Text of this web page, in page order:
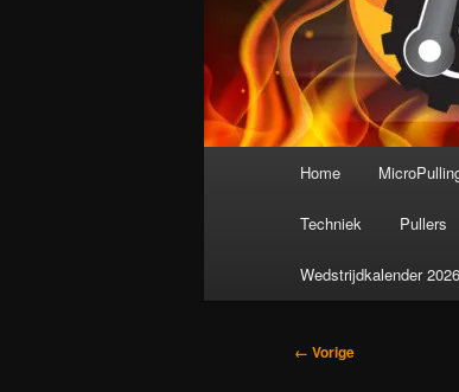
Home
Techniek Pullers
Wedstrijdkalender 2026
Afbeeldingsnavigatie
← Vorige